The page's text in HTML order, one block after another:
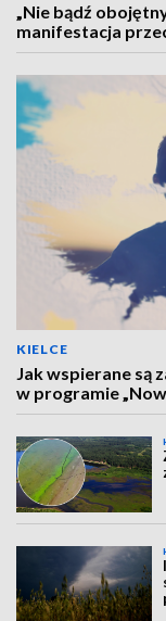
„Nie bądź
manifestacja
KIELCE
Jak wspierane są
w programie